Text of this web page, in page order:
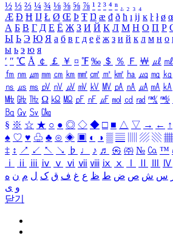
½ ⅓ ⅔ ¼ ¾ ⅛ ⅜ ⅝ ⅞ ¹ ² ³ ⁴ ⁿ ₁ ₂ ₃ ₄
Æ Ð Ħ Ĳ Ł Ø Œ Þ Ŧ Ŋ æ đ ð ħ ı ĳ ĸ ŀ ł ø
А Б В Г Д Е Ё Ж З И Й К Л М Н О П Р
Ы Ь Э Ю Я а б в г д е ё ж з и й к л м н о
ы ь э ю я
′ ″ ℃ Å ￠ ￡ ￥ ¤ ℉ ‰ ＄ ％ Ｆ ￦ ㎕ ㎖
㎙ ㎚ ㎛ ㎜ ㎝ ㎞ ㎟ ㎠ ㎡ ㎢ ㏊ ㎍ ㎎ ㎏
㎱ ㎲ ㎳ ㎴ ㎵ ㎶ ㎷ ㎸ ㎹ ㎀ ㎁ ㎂ ㎃ ㎄
㎒ ㎓ ㎔ Ω ㏀ ㏁ ㎊ ㎋ ㎌ ㏖ ㏅ ㎭ ㎮ ㎯
㏃ ㏉ ㏜ ㏆
§ ※ ☆ ★ ○ ● ◎ ◇ ◆ □ ■ △ ▽ → ← ↑
♠ ♡ ♥ ♧ ♣ ⊙ ◈ ▣ ◐ ◑ ▒ ▤ ▨ ▧ ▦
‡ ↕ ↗ ↙ ↖ ↘ ♭ ♩ ♪ ♬ ㉿ ㈜ № ㏇ ™
ⅰ
ⅱ ⅲ ⅳ ⅴ ⅵ ⅶ ⅷ ⅸ ⅹ Ⅳ
س ش ص ض ط ظ ع غ ف ق ک ل م ن ه
و ی
닫기